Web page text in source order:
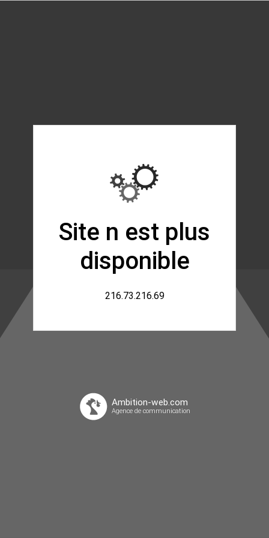
Site n est plus
disponible
216.73.216.69